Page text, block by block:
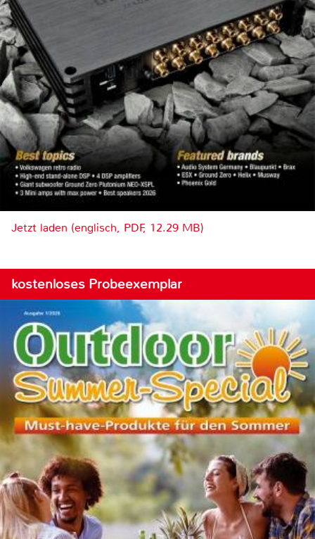
Jetzt laden (englisch, PDF, 12.29 MB)
kostenloses Probeexemplar